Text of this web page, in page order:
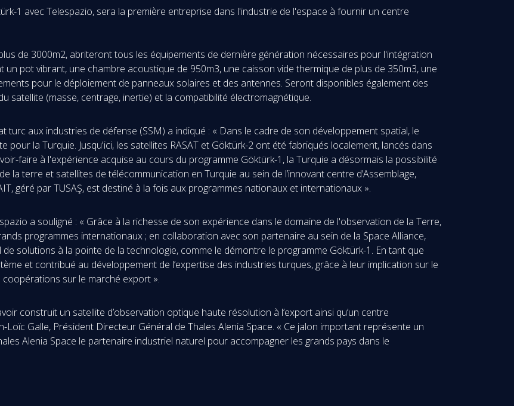
1 avec Telespazio, sera la première entreprise dans l'industrie de l'espace à fournir un centre
de 3000m2, abriteront tous les équipements de dernière génération nécessaires pour l'intégration
pot vibrant, une chambre acoustique de 950m3, une caisson vide thermique de plus de 350m3, une
pour le déploiement de panneaux solaires et des antennes. Seront disponibles également des
satellite (masse, centrage, inertie) et la compatibilité électromagnétique.
turc aux industries de défense (SSM) a indiqué : « Dans le cadre de son développement spatial, le
la Turquie. Jusqu'ici, les satellites RASAT et Göktürk-2 ont été fabriqués localement, lancés dans
faire à l'expérience acquise au cours du programme Göktürk-1, la Turquie a désormais la possibilité
la terre et satellites de télécommunication en Turquie au sein de l’innovant centre d’Assemblage,
géré par TUSAŞ, est destiné à la fois aux programmes nationaux et internationaux ».
a souligné : « Grâce à la richesse de son expérience dans le domaine de l'observation de la Terre,
programmes internationaux ; en collaboration avec son partenaire au sein de la Space Alliance,
solutions à la pointe de la technologie, comme le démontre le programme Göktürk-1. En tant que
et contribué au développement de l’expertise des industries turques, grâce à leur implication sur le
sur le marché export ».
construit un satellite d’observation optique haute résolution à l’export ainsi qu’un centre
Loïc Galle, Président Directeur Général de Thales Alenia Space. « Ce jalon important représente un
Alenia Space le partenaire industriel naturel pour accompagner les grands pays dans le